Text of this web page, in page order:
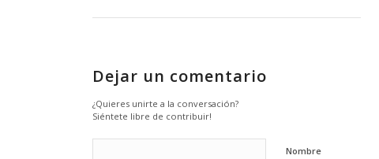
Dejar un comentario
¿Quieres unirte a la conversación?
Siéntete libre de contribuir!
Nombre